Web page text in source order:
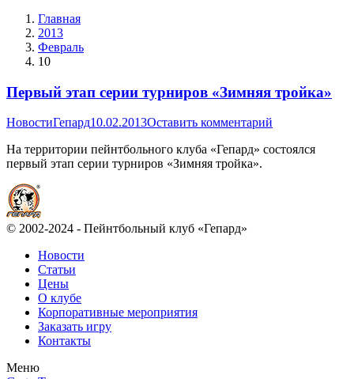
Главная
2013
Февраль
10
Первый этап серии турниров «Зимняя тройка»
НовостиГепард10.02.2013Оставить комментарий
На территории пейнтбольного клуба «Гепард» состоялся
первый этап серии турниров «Зимняя тройка».
© 2002-2024 - Пейнтбольный клуб «Гепард»
Новости
Статьи
Цены
О клубе
Корпоративные мероприятия
Заказать игру
Контакты
Меню